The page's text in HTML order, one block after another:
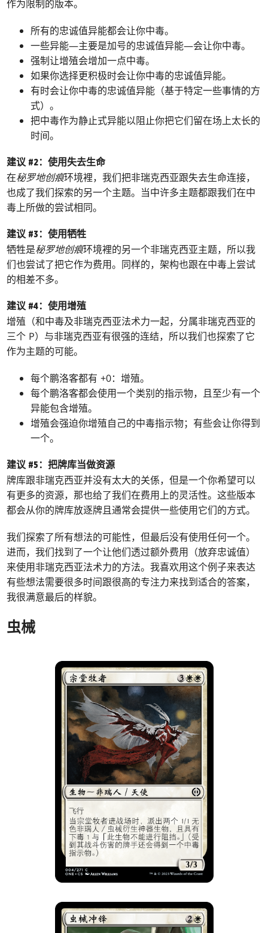
作为限制的版本。
所有的忠诚值异能都会让你中毒。
一些异能—主要是加号的忠诚值异能—会让你中毒。
强制让增殖会增加一点中毒。
如果你选择更积极时会让你中毒的忠诚值异能。
有时会让你中毒的忠诚值异能（基于特定一些事情的方
式）。
把中毒作为静止式异能以阻止你把它们留在场上太长的
时间。
建议 #2：使用失去生命
在秘罗地创痕环境裡，我们把非瑞克西亚跟失去生命连接，
也成了我们探索的另一个主题。当中许多主题都跟我们在中
毒上所做的尝试相同。
建议 #3：使用牺牲
牺牲是秘罗地创痕环境裡的另一个非瑞克西亚主题，所以我
们也尝试了把它作为费用。同样的，架构也跟在中毒上尝试
的相差不多。
建议 #4：使用增殖
增殖（和中毒及非瑞克西亚法术力一起，分属非瑞克西亚的
三个 P）与非瑞克西亚有很强的连结，所以我们也探索了它
作为主题的可能。
每个鹏洛客都有 +0：增殖。
每个鹏洛客都会使用一个类别的指示物，且至少有一个
异能包含增殖。
增殖会强迫你增殖自己的中毒指示物；有些会让你得到
一个。
建议 #5：把牌库当做资源
牌库跟非瑞克西亚并没有太大的关係，但是一个你希望可以
有更多的资源，那也给了我们在费用上的灵活性。这些版本
都会从你的牌库放逐牌且通常会提供一些使用它们的方式。
我们探索了所有想法的可能性，但最后没有使用任何一个。
进而，我们找到了一个让他们透过额外费用（放弃忠诚值）
来使用非瑞克西亚法术力的方法。我喜欢用这个例子来表达
有些想法需要很多时间跟很高的专注力来找到适合的答案，
我很满意最后的样貌。
虫械